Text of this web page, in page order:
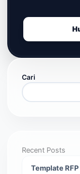
Cari
Recent Posts
Template